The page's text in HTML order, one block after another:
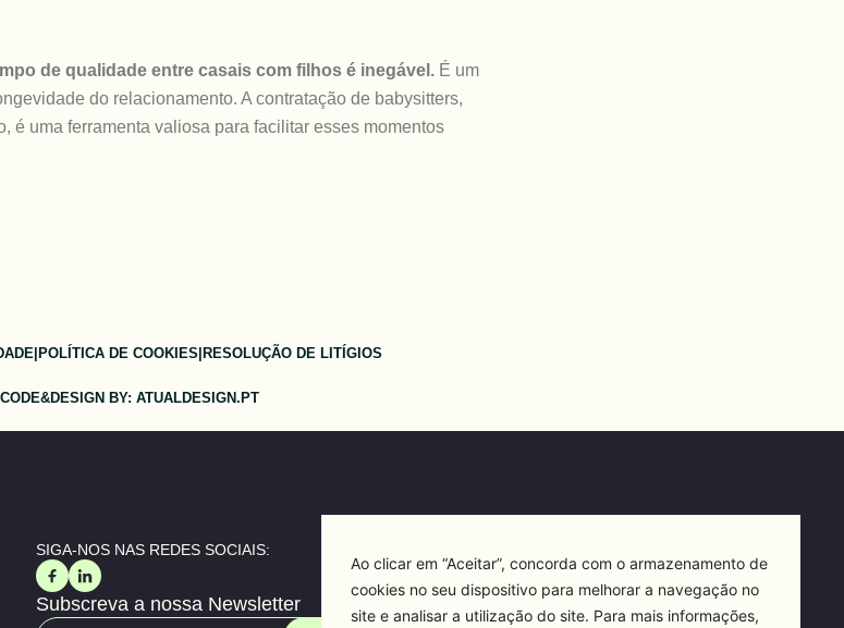
Ao clicar em “Aceitar”, concorda com o armazenamento de
cookies no seu dispositivo para melhorar a navegação no
site e analisar a utilização do site. Para mais informações,
de qualidade entre casais com filhos é inegável. É um
do relacionamento. A contratação de babysitters,
é uma ferramenta valiosa para facilitar esses momentos
|POLÍTICA DE COOKIES|RESOLUÇÃO DE LITÍGIOS
CODE&DESIGN BY: ATUALDESIGN.PT
SIGA-NOS NAS REDES SOCIAIS:
Subscreva a nossa Newsletter